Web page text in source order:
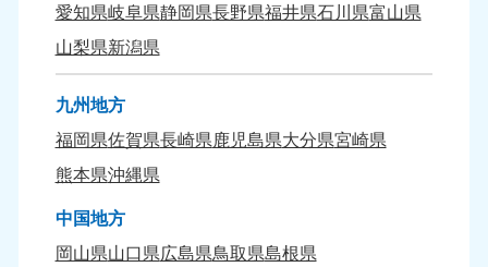
愛知県岐阜県静岡県長野県福井県石川県富山県
山梨県新潟県
九州地方
福岡県佐賀県長崎県鹿児島県大分県宮崎県
熊本県沖縄県
中国地方
岡山県山口県広島県鳥取県島根県